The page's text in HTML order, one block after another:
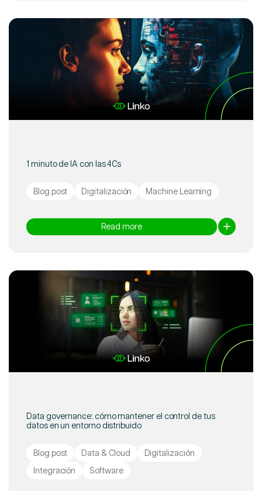
1 minuto de IA con las 4Cs
Blog post Digitalización Machine Learning
Read more
Data governance: cómo mantener el control de tus
datos en un entorno distribuido
Blog post Data & Cloud
Digitalización
Integración
Software